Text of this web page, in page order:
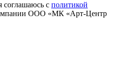
с политикой
ООО «МК «Арт-Центр